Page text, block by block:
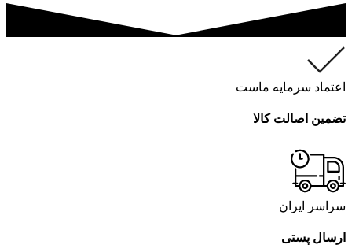
اعتماد سرمایه ماست
تضمین اصالت کالا
سراسر ایران
ارسال پستی